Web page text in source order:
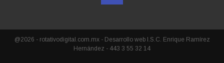
@2026 - rotativodigital.com.mx - Desarrollo web I.S.C. Enrique Ramírez
Hernández - 443 3 55 32 14